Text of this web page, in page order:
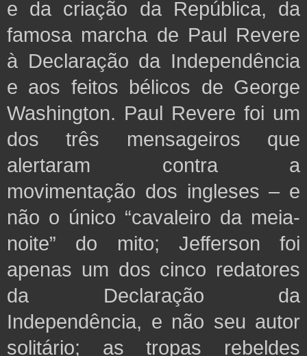
e da criação da República, da
famosa marcha de Paul Revere
à Declaração da Independência
e aos feitos bélicos de George
Washington. Paul Revere foi um
dos três mensageiros que
alertaram contra a
movimentação dos ingleses – e
não o único “cavaleiro da meia-
noite” do mito;
Jefferson foi
apenas um dos cinco redatores
da Declaração da
Independência, e não seu autor
solitário; as tropas rebeldes